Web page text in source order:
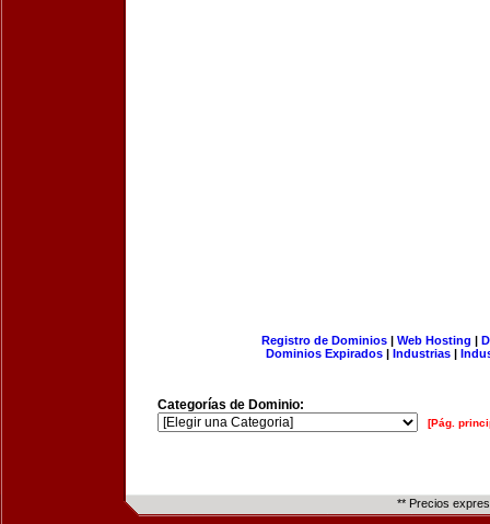
Registro de Dominios| Web Hosting |
Dominios Expirados | Industrias |
Categorías de Dominio:
[Pág.
** Precios